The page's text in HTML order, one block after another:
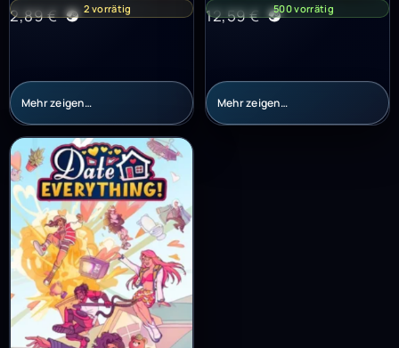
2,89€ 2 vorrätig
Mehr zeigen…
12,59€ 500 vorrätig
Mehr zeigen…